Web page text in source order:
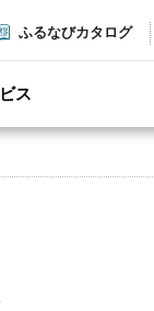
ふるなびカタログ
ス